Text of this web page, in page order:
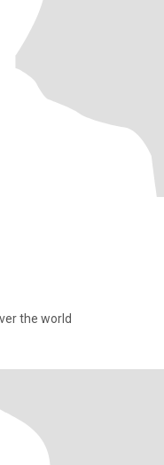
the world